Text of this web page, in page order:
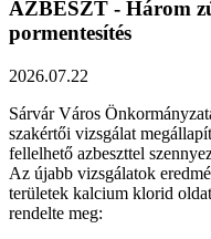
AZBESZT - Három
pormentesítés
2026.07.22
Sárvár Város
szakértői vizsgálat
fellelhető azbeszttel
Az újabb vizsgálatok
területek kalcium klorid
rendelte meg: